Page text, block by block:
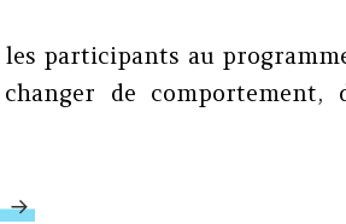
les participants au
de comportement,
N°173 – MOMKIN : Bilan des